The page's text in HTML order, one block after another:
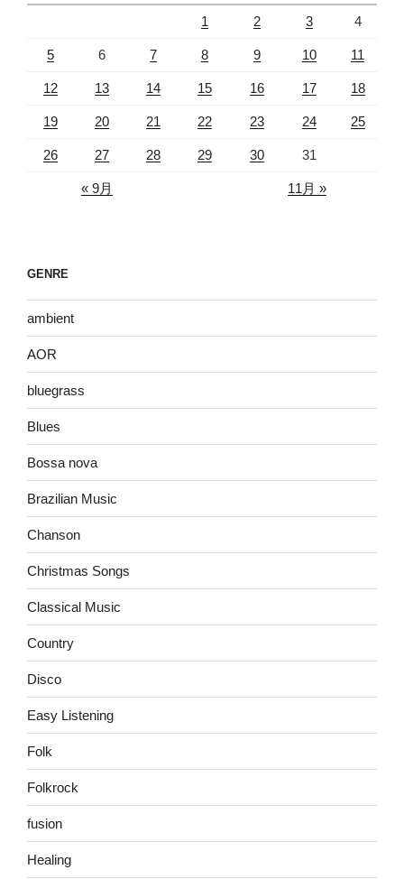
1 2 3 4
5 6 7 8 9 10 11
12 13 14 15 16 17 18
19 20 21 22 23 24 25
26 27 28 29 30 31
« 9月 11月 »
GENRE
ambient
AOR
bluegrass
Blues
Bossa nova
Brazilian Music
Chanson
Christmas Songs
Classical Music
Country
Disco
Easy Listening
Folk
Folkrock
fusion
Healing